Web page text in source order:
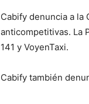
Cabify denuncia a la
anticompetitivas. La
141 y VoyenTaxi.
Cabify también